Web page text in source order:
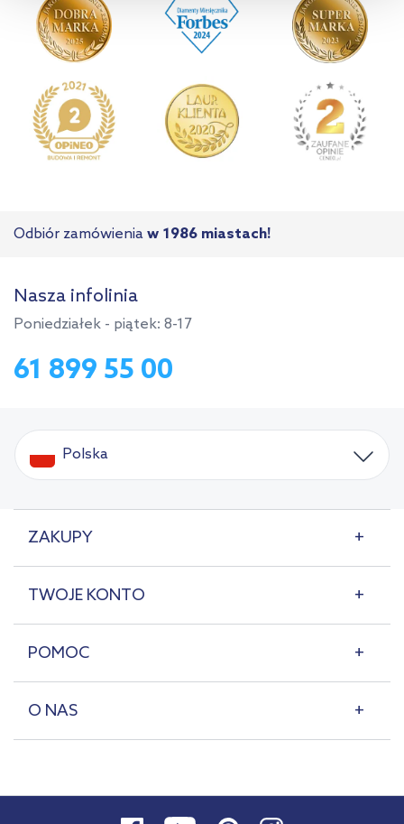
informacji na temat plików cookie i tego, dlaczego ich przepisy,
przejdź do zakładek „Informacje o plikach cookie”.
Odbiór zamówienia w 1986 miastach!
Nasza infolinia
Poniedziałek - piątek: 8-17
61 899 55 00
Polska
ZAKUPY
TWOJE KONTO
POMOC
O NAS